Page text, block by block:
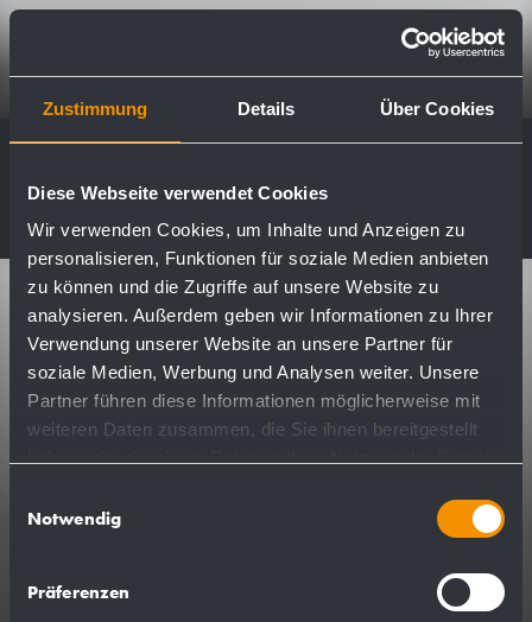
Zustimmung Details Über Cookies
Diese Webseite verwendet Cookies
Wir verwenden Cookies, um Inhalte und Anzeigen zu
personalisieren, Funktionen für soziale Medien anbieten
zu können und die Zugriffe auf unsere Website zu
analysieren. Außerdem geben wir Informationen zu Ihrer
Verwendung unserer Website an unsere Partner für
soziale Medien, Werbung und Analysen weiter. Unsere
Partner führen diese Informationen möglicherweise mit
weiteren Daten zusammen, die Sie ihnen bereitgestellt
Notwendig
Präferenzen
Pagina iniziale L'azienda CoC
Il contatto dati
Ernst Wagner GmbH & Co. KG
Ernst-Abbe-Straße 21